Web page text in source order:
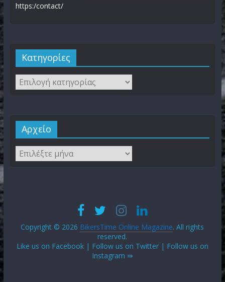
https:/contact/
Kατηγορίες
Αρχείο
Copyright © 2026 BikersTime Online Magazine. All rights
reserved.
Like us on Facebook | Follow us on Twitter | Follow us on
Instagram ⇛